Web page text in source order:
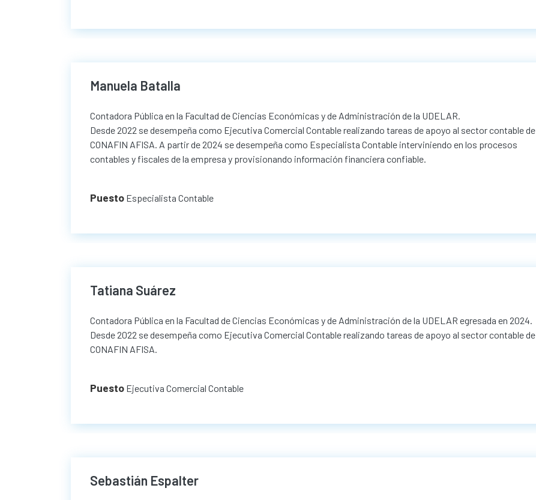
Manuela Batalla
Contadora Pública en la Facultad de Ciencias Económicas y de Administración de la UDELAR.
Desde 2022 se desempeña como Ejecutiva Comercial Contable realizando tareas de apoyo al sector contable de
CONAFIN AFISA. A partir de 2024 se desempeña como Especialista Contable interviniendo en los procesos
contables y fiscales de la empresa y provisionando información financiera confiable.
Puesto Especialista Contable
Tatiana Suárez
Contadora Pública en la Facultad de Ciencias Económicas y de Administración de la UDELAR egresada en 2024.
Desde 2022 se desempeña como Ejecutiva Comercial Contable realizando tareas de apoyo al sector contable de
CONAFIN AFISA.
Puesto Ejecutiva Comercial Contable
Sebastián Espalter